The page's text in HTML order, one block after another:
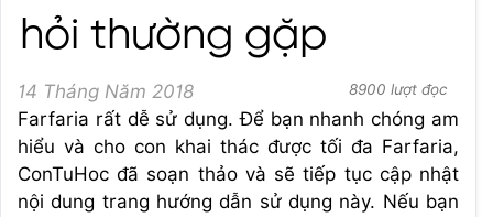
hỏi thường gặp
14 Tháng Năm 2018 8900 lượt đọc
Farfaria rất dễ sử dụng. Để bạn nhanh chóng am
hiểu và cho con khai thác được tối đa Farfaria,
ConTuHoc đã soạn thảo và sẽ tiếp tục cập nhật
nội dung trang hướng dẫn sử dụng này. Nếu bạn